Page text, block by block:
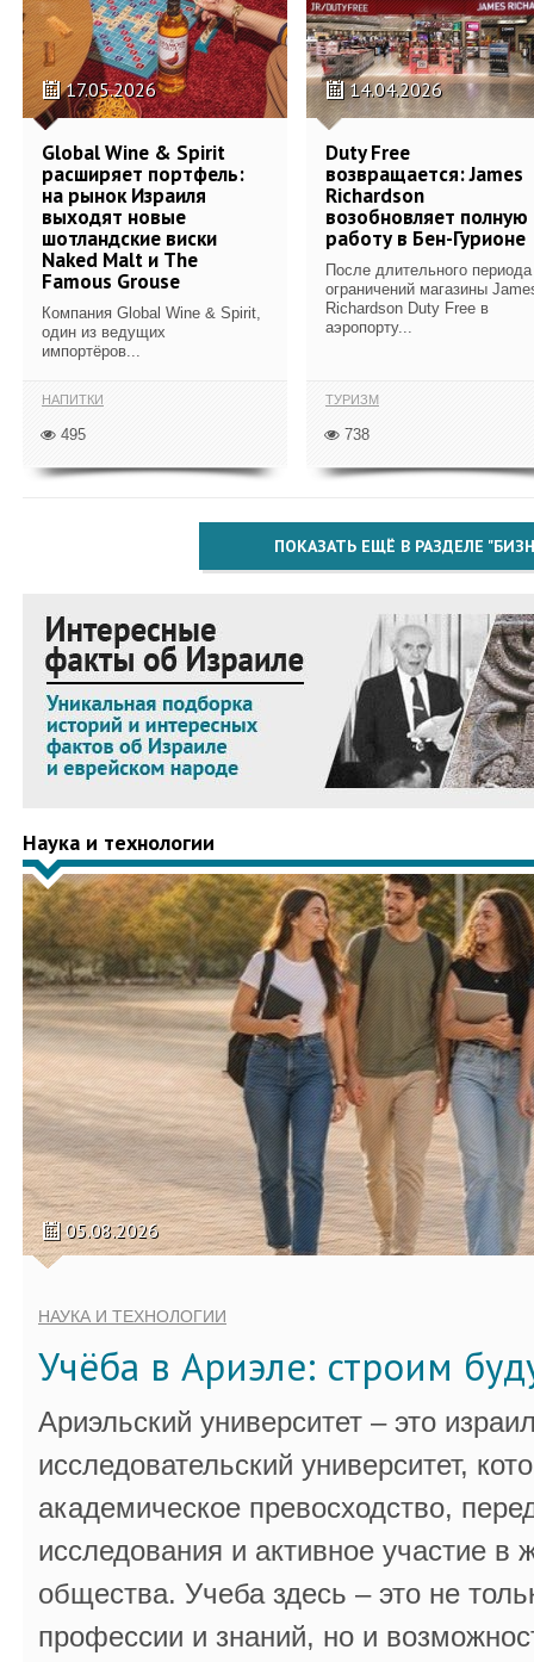
17.05.2026
Global Wine & Spirit
расширяет портфель:
на рынок Израиля
выходят новые
шотландские виски
Naked Malt и The
Famous Grouse
Компания Global Wine & Spirit,
один из ведущих
импортёров...
НАПИТКИ
495
14.04.2026
Duty Free
возвращается: James
Richardson
возобновляет полную
работу в Бен-Гурионе
После длительного периода
ограничений магазины
Richardson Duty Free в
аэропорту...
ТУРИЗМ
738
ПОКАЗАТЬ ЕЩЁ В РАЗДЕЛЕ
Наука и технологии
05.08.2026
НАУКА И ТЕХНОЛОГИИ
Учёба в Ариэле: строим
Ариэльский университет – это
исследовательский университет,
академическое превосходство,
исследования и активное участие в
общества. Учеба здесь – это не
профессии и знаний, но и